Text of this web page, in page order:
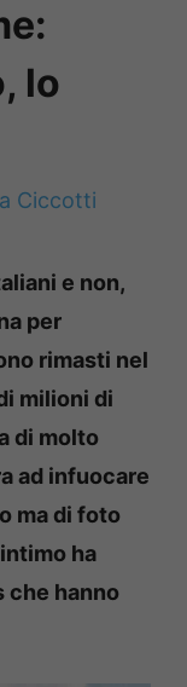
lo
Ciccotti
e non,
per
rimasti nel
milioni di
di molto
ad infuocare
ma di foto
ha
che hanno